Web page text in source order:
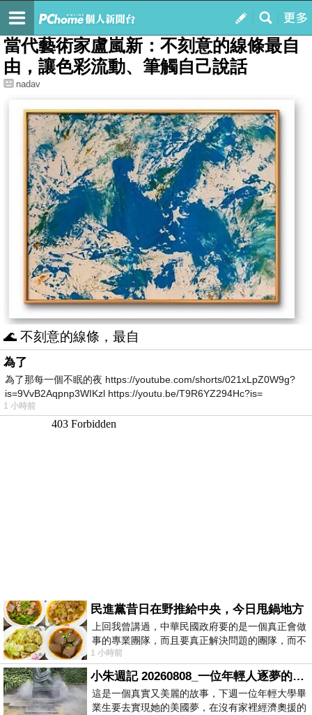
我的
最新文章
當代藝術家盧嵐新：不刻意的線條最自
由，讓色彩流動、筆觸自己說話
nadav
🌊 不刻意的線條，最自
為了
為了那每一個不眠的夜 https://youtube.com/shorts/021xLpZ0W9g?
is=9VvB2Aqpnp3WIKzl https://youtu.be/T9R6YZ294Hc?is=
1 小時前
民進黨昔日在野推給中央，今日甩鍋地方
上回我曾講過，中華民國政府要的是一個真正會做
事的專業團隊，而且要真正解決問題的團隊，而不
是只會到處甩鍋的雙標團隊，最近民進黨
1 小時前
小朱週記 20260808_一位年輕人逐夢的真實故事
這是一個真實又美麗的故事，下週一位年輕大學畢
業生要去實現她的美國夢，在沒有家裡經濟奧援的